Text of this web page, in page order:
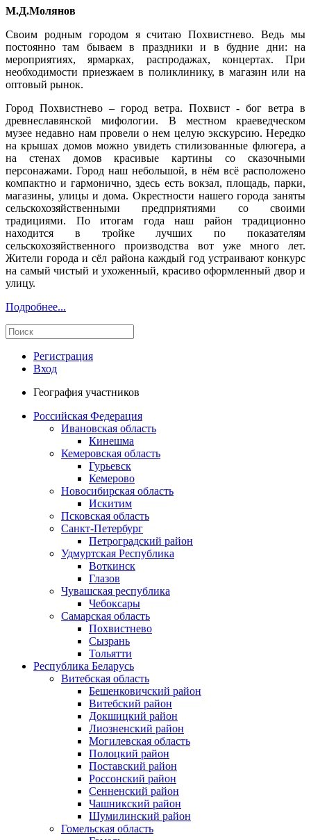
М.Д.Молянов
Своим родным городом я считаю Похвистнево. Ведь мы
постоянно там бываем в праздники и в будние дни: на
мероприятиях, ярмарках, распродажах, концертах. При
необходимости приезжаем в поликлинику, в магазин или на
оптовый рынок.
Город Похвистнево – город ветра. Похвист - бог ветра в
древнеславянской мифологии. В местном краеведческом
музее недавно нам провели о нем целую экскурсию. Нередко
на крышах домов можно увидеть стилизованные флюгера, а
на стенах домов красивые картины со сказочными
персонажами. Город наш небольшой, в нём всё расположено
компактно и гармонично, здесь есть вокзал, площадь, парки,
магазины, улицы и дома. Окрестности нашего города заняты
сельскохозяйственными предприятиями со своими
традициями. По итогам года наш район традиционно
находится в тройке лучших по показателям
сельскохозяйственного производства вот уже много лет.
Жители города и сёл района каждый год устраивают конкурс
на самый чистый и ухоженный, красиво оформленный двор и
улицу.
Подробнее...
Регистрация
Вход
География участников
Российская Федерация
Ивановская область
Кинешма
Кемеровская область
Гурьевск
Кемерово
Новосибирская область
Искитим
Псковская область
Санкт-Петербург
Петроградский район
Удмуртская Республика
Воткинск
Глазов
Чувашская республика
Чебоксары
Самарская область
Похвистнево
Сызрань
Тольятти
Республика Беларусь
Витебская область
Бешенковичский район
Витебский район
Докшицкий район
Лиозненский район
Могилевская область
Полоцкий район
Поставский район
Россонский район
Сенненский район
Чашникский район
Шумилинский район
Гомельская область